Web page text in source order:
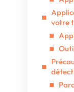
votre